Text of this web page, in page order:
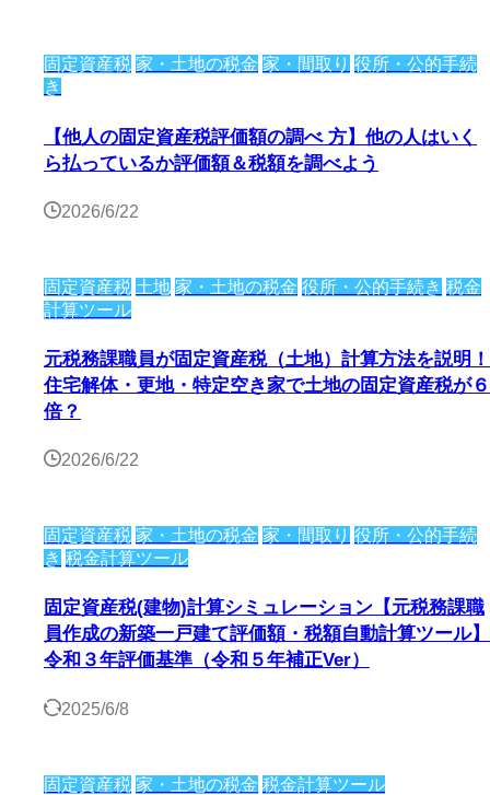
固定資産税 家・土地の税金 家・間取り 役所・公的手続
き
【他人の固定資産税評価額の調べ 方】他の人はいく
ら払っているか評価額＆税額を調べよう
2026/6/22
固定資産税 土地 家・土地の税金 役所・公的手続き 税金
計算ツール
元税務課職員が固定資産税（土地）計算方法を説明！
住宅解体・更地・特定空き家で土地の固定資産税が６
倍？
2026/6/22
固定資産税 家・土地の税金 家・間取り 役所・公的手続
き 税金計算ツール
固定資産税(建物)計算シミュレーション【元税務課職
員作成の新築一戸建て評価額・税額自動計算ツール】
令和３年評価基準（令和５年補正Ver）
2025/6/8
固定資産税 家・土地の税金 税金計算ツール